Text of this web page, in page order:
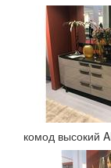
комод высокий